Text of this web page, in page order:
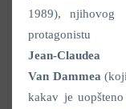
1989), njihovog
protagonistu
Jean-Claudea
Van Dammea
kakav je